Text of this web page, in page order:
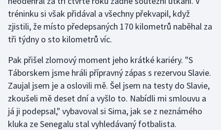
Sportovní střelba
Stolní tenis
Veslování
Vodní slalom
Volejbal
tréninku si však přidával a všechny překvapil, když
zjistili, že místo předepsaných 170 kilometrů naběhal za
tři týdny o sto kilometrů víc.
Pak přišel zlomový moment jeho krátké kariéry. "S
Táborskem jsme hráli přípravný zápas s rezervou Slavie.
Zaujal jsem je a oslovili mě. Šel jsem na testy do Slavie,
zkoušeli mě deset dní a vyšlo to. Nabídli mi smlouvu a
já ji podepsal," vybavoval si Sima, jak se z neznámého
kluka ze Senegalu stal vyhledávaný fotbalista.